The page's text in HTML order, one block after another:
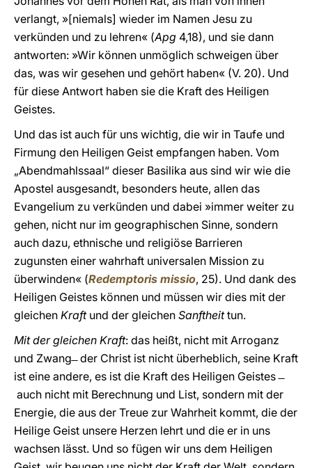
verlangt, »[niemals] wieder im Namen Jesu zu
verkünden und zu lehren« (Apg 4,18), und sie dann
antworten: »Wir können unmöglich schweigen über
das, was wir gesehen und gehört haben« (V. 20). Und
für diese Antwort haben sie die Kraft des Heiligen
Geistes.
Und das ist auch für uns wichtig, die wir in Taufe und
Firmung den Heiligen Geist empfangen haben. Vom
„Abendmahlssaal“ dieser Basilika aus sind wir wie die
Apostel ausgesandt, besonders heute, allen das
Evangelium zu verkünden und dabei »immer weiter zu
gehen, nicht nur im geographischen Sinne, sondern
auch dazu, ethnische und religiöse Barrieren
zugunsten einer wahrhaft universalen Mission zu
überwinden« (Redemptoris missio, 25). Und dank des
Heiligen Geistes können und müssen wir dies mit der
gleichen Kraftund der gleichen Sanftheittun.
Mit der gleichen Kraft: das heißt, nicht mit Arroganz
und Zwang ̶ der Christ ist nicht überheblich, seine Kraft
ist eine andere, es ist die Kraft des Heiligen Geistes ̶
auch nicht mit Berechnung und List, sondern mit der
Energie, die aus der Treue zur Wahrheit kommt, die der
Heilige Geist unsere Herzen lehrt und die er in uns
wachsen lässt. Und so fügen wir uns dem Heiligen